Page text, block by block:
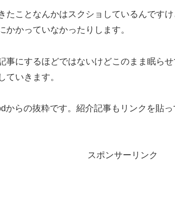
たことなんかはスクショしているんです
かかっていなかったりします。
事にするほどではないけどこのまま眠ら
ていきます。
からの抜粋です。紹介記事もリンクを貼
スポンサーリンク